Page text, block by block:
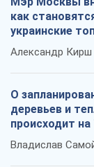
как
украинские
Александр Кирш
О
деревьев и
происходит
Владислав